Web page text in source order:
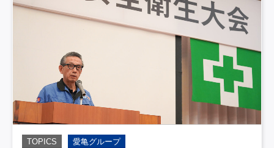
TOPICS 愛亀グループ